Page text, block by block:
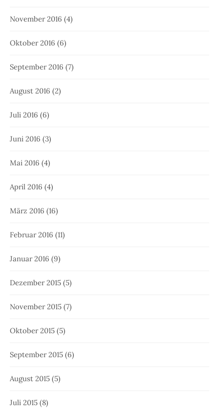
November 2016 (4)
Oktober 2016 (6)
September 2016 (7)
August 2016 (2)
Juli 2016 (6)
Juni 2016 (3)
Mai 2016 (4)
April 2016 (4)
März 2016 (16)
Februar 2016 (11)
Januar 2016 (9)
Dezember 2015 (5)
November 2015 (7)
Oktober 2015 (5)
September 2015 (6)
August 2015 (5)
Juli 2015 (8)